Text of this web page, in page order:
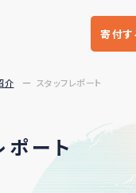
寄付す
介 スタッフレポート
ポート